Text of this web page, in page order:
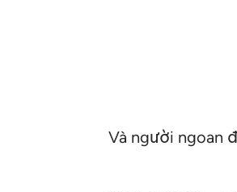
Và người ngoan